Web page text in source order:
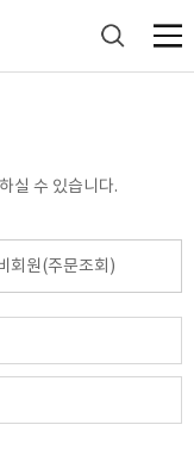
실 수 있습니다.
회원(주문조회)